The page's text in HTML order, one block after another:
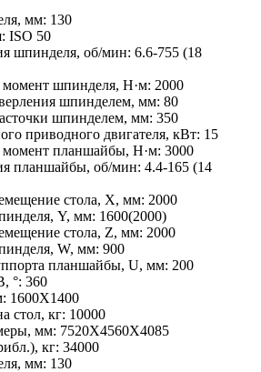
мм: 130
: ISO 50
шпинделя, об/мин: 6.6-755 (18
шпинделя, Н·м: 2000
шпинделем, мм: 80
шпинделем, мм: 350
приводного двигателя, кВт: 15
планшайбы, Н·м: 3000
планшайбы, об/мин: 4.4-165 (14
стола, X, мм: 2000
Y, мм: 1600(2000)
стола, Z, мм: 2000
W, мм: 900
планшайбы, U, мм: 200
°: 360
: 1600X1400
стол, кг: 10000
мм: 7520X4560X4085
кг: 34000
мм: 130